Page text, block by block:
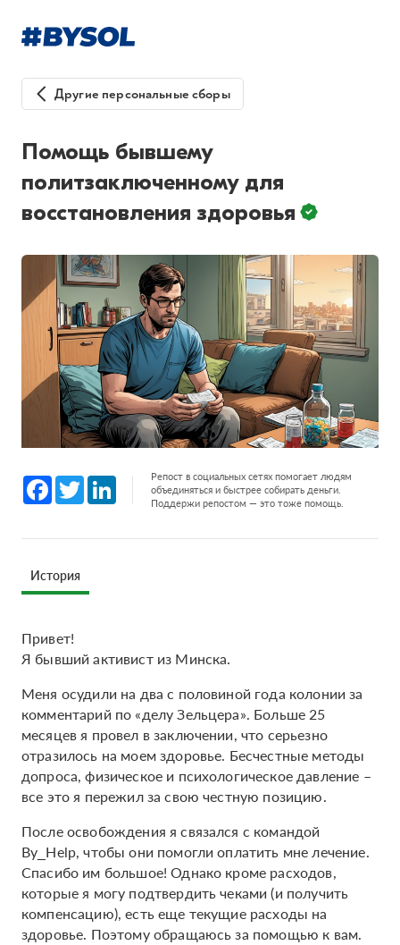
Другие персональные сборы
Помощь бывшему
политзаключенному для
восстановления здоровья
Facebook
Twitter LinkedInРепост в социальных сетях помогает людям
объединяться и быстрее собирать деньги.
Поддержи репостом — это тоже помощь.
История
Привет!
Я бывший активист из Минска.
Меня осудили на два с половиной года колонии за
комментарий по «делу Зельцера». Больше 25
месяцев я провел в заключении, что серьезно
отразилось на моем здоровье. Бесчестные методы
допроса, физическое и психологическое давление –
все это я пережил за свою честную позицию.
После освобождения я связался с командой
By_Help, чтобы они помогли оплатить мне лечение.
Спасибо им большое! Однако кроме расходов,
которые я могу подтвердить чеками (и получить
компенсацию), есть еще текущие расходы на
здоровье. Поэтому обращаюсь за помощью к вам.